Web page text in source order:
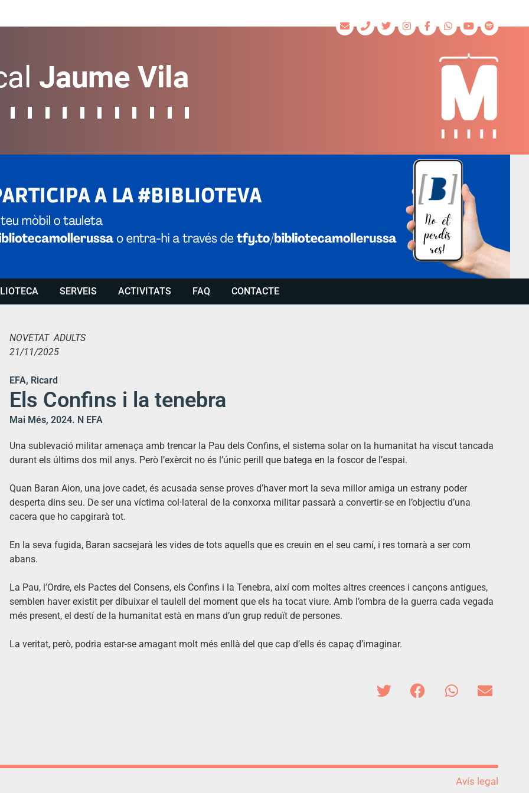
SERVEIS ACTIVITATS FAQ CONTACTE
NOVETAT ADULTS
21/11/2025
EFA, Ricard
Els Confins i la tenebra
Mai Més, 2024. N EFA
Una sublevació militar amenaça amb trencar la Pau dels Confins, el sistema solar on la humanitat ha viscut tancada
durant els últims dos mil anys. Però l’exèrcit no és l’únic perill que batega en la foscor de l’espai.
Quan Baran Aion, una jove cadet, és acusada sense proves d’haver mort la seva millor amiga un estrany poder
desperta dins seu. De ser una víctima col·lateral de la conxorxa militar passarà a convertir-se en l’objectiu d’una
cacera que ho capgirarà tot.
En la seva fugida, Baran sacsejarà les vides de tots aquells que es creuin en el seu camí, i res tornarà a ser com
abans.
La Pau, l’Ordre, els Pactes del Consens, els Confins i la Tenebra, així com moltes altres creences i cançons antigues,
semblen haver existit per dibuixar el taulell del moment que els ha tocat viure. Amb l’ombra de la guerra cada vegada
més present, el destí de la humanitat està en mans d’un grup reduït de persones.
La veritat, però, podria estar-se amagant molt més enllà del que cap d’ells és capaç d’imaginar.
Avís legal